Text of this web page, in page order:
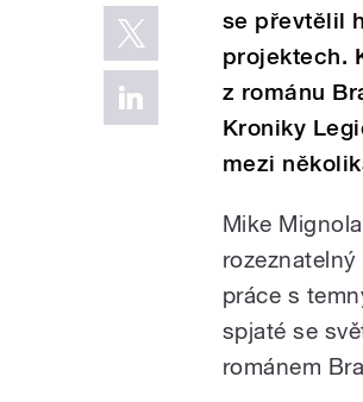
se převtělil
projektech.
z románu
Kroniky
mezi
Mike
práce s
spjaté se
románem